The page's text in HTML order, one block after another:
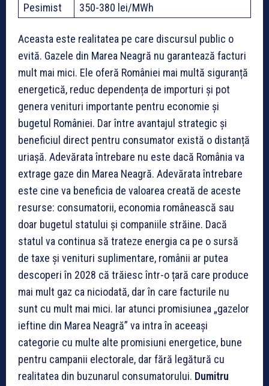
Pesimist
350-380 lei/MWh
Aceasta este realitatea pe care discursul public o
evită. Gazele din Marea Neagră nu garantează facturi
mult mai mici. Ele oferă României mai multă siguranță
energetică, reduc dependența de importuri și pot
genera venituri importante pentru economie și
bugetul României. Dar între avantajul strategic și
beneficiul direct pentru consumator există o distanță
uriașă. Adevărata întrebare nu este dacă România va
extrage gaze din Marea Neagră. Adevărata întrebare
este cine va beneficia de valoarea creată de aceste
resurse: consumatorii, economia românească sau
doar bugetul statului și companiile străine. Dacă
statul va continua să trateze energia ca pe o sursă
de taxe și venituri suplimentare, românii ar putea
descoperi în 2028 că trăiesc într-o țară care produce
mai mult gaz ca niciodată, dar în care facturile nu
sunt cu mult mai mici. Iar atunci promisiunea „gazelor
ieftine din Marea Neagră” va intra în aceeași
categorie cu multe alte promisiuni energetice, bune
pentru campanii electorale, dar fără legătură cu
realitatea din buzunarul consumatorului. Dumitru